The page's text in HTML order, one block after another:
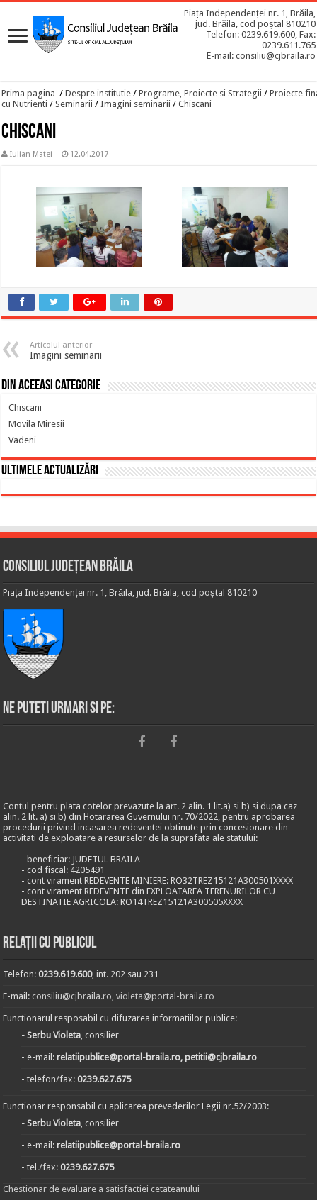
Piața Independenței nr. 1, Brăila,
jud. Brăila, cod poștal 810210
Telefon: 0239.619.600, Fax:
0239.611.765
E-mail: consiliu@cjbraila.ro
Prima pagina / Despre institutie / Programe, Proiecte si Strategii / Proiecte
cu Nutrienti / Seminarii / Imagini seminarii / Chiscani
Chiscani
Iulian Matei 12.04.2017
Articolul anterior
Imagini seminarii
Din aceeasi categorie
Chiscani
Movila Miresii
Vadeni
Ultimele actualizări
Consiliul Județean Brăila
Piața Independenței nr. 1, Brăila, jud. Brăila, cod poștal 810210
Ne puteti urmari si pe:
Contul pentru plata cotelor prevazute la art. 2 alin. 1 lit.a) si b) si dupa caz
alin. 2 lit. a) si b) din Hotararea Guvernului nr. 70/2022, pentru aprobarea
procedurii privind incasarea redeventei obtinute prin concesionare din
activitati de exploatare a resurselor de la suprafata ale statului:
- beneficiar: JUDETUL BRAILA
- cod fiscal: 4205491
- cont virament REDEVENTE MINIERE: RO32TREZ15121A300501XXXX
- cont virament REDEVENTE din EXPLOATAREA TERENURILOR CU
DESTINATIE AGRICOLA: RO14TREZ15121A300505XXXX
Relații cu publicul
Telefon:0239.619.600, int. 202 sau 231
E-mail:consiliu@cjbraila.ro ,violeta@portal-braila.ro
Functionarul resposabil cu difuzarea informatiilor publice:
- Serbu Violeta , consilier
- e-mail:relatiipublice@portal-braila.ro, petitii@cjbraila.ro
- telefon/fax:0239.627.675
Functionar responsabil cu aplicarea prevederilor Legii nr.52/2003:
- Serbu Violeta , consilier
- e-mail:relatiipublice@portal-braila.ro
- tel./fax:0239.627.675
Chestionar de evaluare a satisfactiei cetateanului